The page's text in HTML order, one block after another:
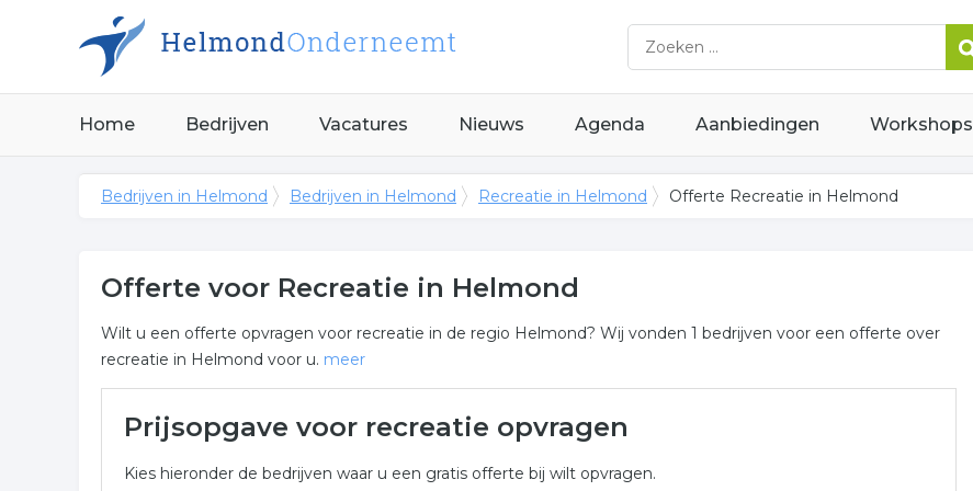
Home Bedrijven Vacatures Nieuws Agenda Aanbiedingen Workshops
Bedrijven in Helmond Bedrijven in Helmond Recreatie in Helmond Offerte Recreatie in Helmond
Offerte voor Recreatie in Helmond
Wilt u een offerte opvragen voor recreatie in de regio Helmond? Wij vonden 1 bedrijven voor een offerte over
recreatie in Helmond voor u. meer
een vrijblijvende aanvraag.
Prijsopgave voor recreatie opvragen
Kies hieronder de bedrijven waar u een gratis offerte bij wilt opvragen.